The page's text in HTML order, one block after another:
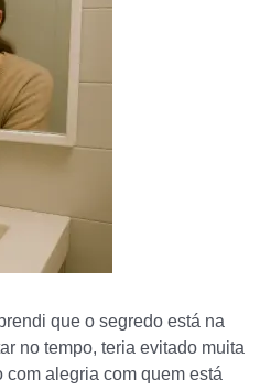
que o segredo está na
no tempo, teria evitado muita
alegria com quem está